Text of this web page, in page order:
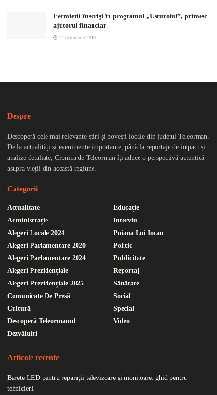
Fermierii înscrişi în programul „Usturoiul”, primesc
ajutorul financiar
24 octombrie 2019
Despre
Descoperă cele mai relevante știri și povești locale din județul Teleorman.
De la actualități și evenimente importante, până la reportaje de impact și
analize detaliate, Cronica de Teleorman îți aduce o perspectivă autentică
asupra vieții din această regiune.
Categorii
Actualitate
Administrație
Alegeri Locale 2024
Alegeri Parlamentare 2020
Alegeri Parlamentare 2024
Alegeri Prezidențiale
Alegeri Prezidențiale 2025
Comunicate De Presă
Cultură
Descoperă Teleormanul
Dezvăluiri
Educație
Interviu
Poiana Lui Iocan
Politic
Publicitate
Reportaj
Sănătate
Social
Special
Video
Articole recente
Barete LED pentru reparații televizoare și monitoare: ghid pentru
tehnicieni